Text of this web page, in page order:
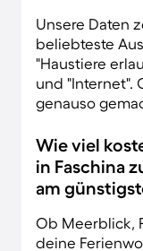
Unsere Daten
beliebteste
"Haustiere
und "Internet".
genauso
Wie viel
in Faschina
am
Ob Meerblick,
deine